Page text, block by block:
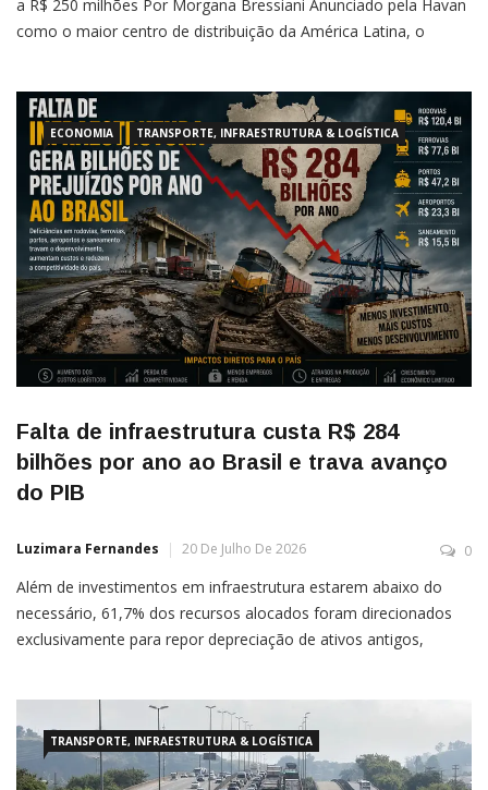
a R$ 250 milhões Por Morgana Bressiani Anunciado pela Havan
como o maior centro de distribuição da América Latina, o
coloca na mesa para bancar o […]
ECONOMIA TRANSPORTE, INFRAESTRUTURA & LOGÍSTICA
Falta de infraestrutura custa R$ 284
bilhões por ano ao Brasil e trava avanço
do PIB
Luzimara Fernandes 20 De Julho De 2026 0
Além de investimentos em infraestrutura estarem abaixo do
necessário, 61,7% dos recursos alocados foram direcionados
exclusivamente para repor depreciação de ativos antigos,
por ano, segundo estimativa da Confederação Nacional da
Indústria (CNI) e do
TRANSPORTE, INFRAESTRUTURA & LOGÍSTICA